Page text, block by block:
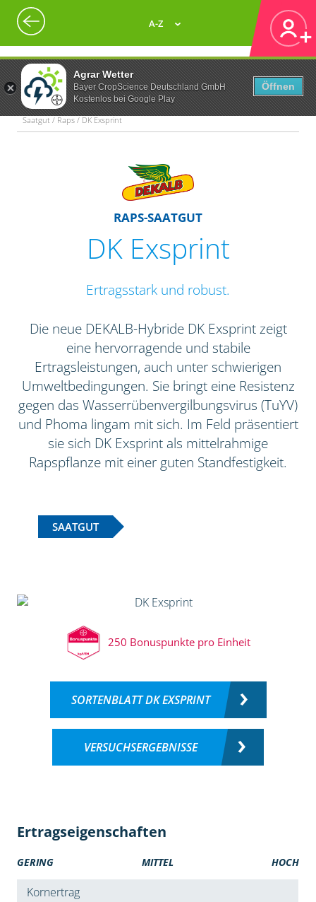
Agrar Wetter
Bayer CropScience Deutschland GmbH
Kostenlos bei Google Play
Öffnen
A-Z
Saatgut / Raps / DK Exsprint
RAPS-SAATGUT
DK Exsprint
Ertragsstark und robust.
Die neue DEKALB-Hybride DK Exsprint zeigt
eine hervorragende und stabile
Ertragsleistungen, auch unter schwierigen
Umweltbedingungen. Sie bringt eine Resistenz
gegen das Wasserrübenvergilbungsvirus (TuYV)
und Phoma lingam mit sich. Im Feld präsentiert
sie sich DK Exsprint als mittelrahmige
Rapspflanze mit einer guten Standfestigkeit.
SAATGUT
250 Bonuspunkte pro Einheit
SORTENBLATT DK EXSPRINT
VERSUCHSERGEBNISSE
Ertragseigenschaften
GERING MITTEL HOCH
Kornertrag